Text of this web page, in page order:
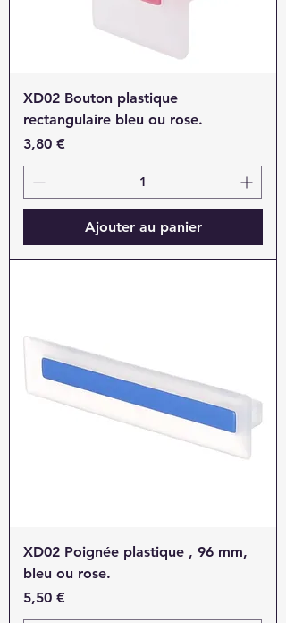
XD02 Bouton plastique
rectangulaire bleu ou rose.
Prix
3,80 €
Ajouter au panier
XD02 Poignée plastique , 96 mm,
bleu ou rose.
Prix
5,50 €